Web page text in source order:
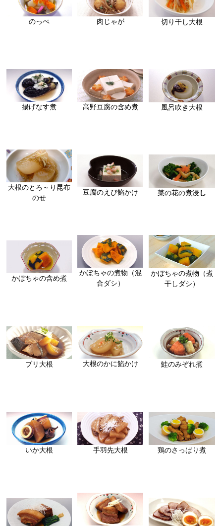
のっぺ 肉じゃが 切り干し大根
揚げなす煮 高野豆腐の含め煮 風呂吹き大根
大根のとろ～り昆布
のせ
豆腐のえび餡かけ 菜の花の煮浸し
かぼちゃの含め煮
かぼちゃの煮物（混
合ダシ）
かぼちゃの煮物（煮
干しダシ）
ブリ大根 大根のかに餡かけ 鮭のみぞれ煮
いか大根 手羽先大根 鶏のさっぱり煮